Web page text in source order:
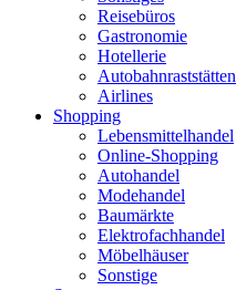
Reisebüros
Gastronomie
Hotellerie
Autobahnraststätten
Airlines
Shopping
Lebensmittelhandel
Online-Shopping
Autohandel
Modehandel
Baumärkte
Elektrofachhandel
Möbelhäuser
Sonstige